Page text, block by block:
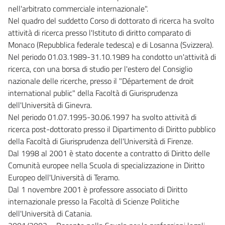
nell'arbitrato commerciale internazionale".
Nel quadro del suddetto Corso di dottorato di ricerca ha svolto
attività di ricerca presso l'Istituto di diritto comparato di
Monaco (Repubblica federale tedesca) e di Losanna (Svizzera).
Nel periodo 01.03.1989-31.10.1989 ha condotto un'attività di
ricerca, con una borsa di studio per l'estero del Consiglio
nazionale delle ricerche, presso il "Département de droit
international public" della Facoltà di Giurisprudenza
dell'Università di Ginevra.
Nel periodo 01.07.1995-30.06.1997 ha svolto attività di
ricerca post-dottorato presso il Dipartimento di Diritto pubblico
della Facoltà di Giurisprudenza dell'Università di Firenze.
Dal 1998 al 2001 è stato docente a contratto di Diritto delle
Comunità europee nella Scuola di specializzazione in Diritto
Europeo dell'Università di Teramo.
Dal 1 novembre 2001 è professore associato di Diritto
internazionale presso la Facoltà di Scienze Politiche
dell'Università di Catania.